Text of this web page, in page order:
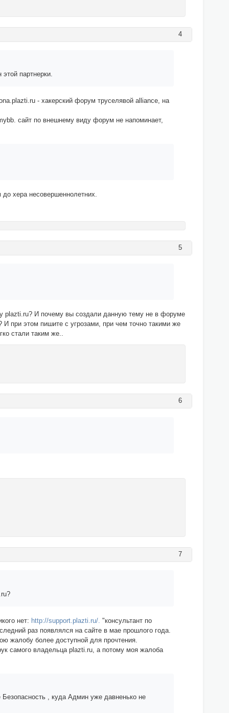
4
партнерки.
- хакерский форум труселявой alliance, на
сайт по внешнему виду форум не напоминает,
хера несовершеннолетних.
5
plazti.ru? И почему вы создали данную тему не в форуме
при этом пишите с угрозами, при чем точно такими же
стали таким же..
6
7
нет: http://support.plazti.ru/. "консультант по
раз появлялся на сайте в мае прошлого года.
жалобу более доступной для прочтения.
самого владельца plazti.ru, а потому моя жалоба
, куда Админ уже давненько не